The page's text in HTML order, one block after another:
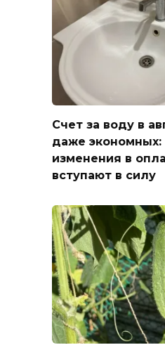
Счет за воду в
даже экономных:
изменения в
вступают в силу